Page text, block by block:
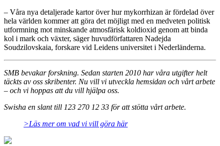
– Våra nya detaljerade kartor över hur mykorrhizan är fördelad över
hela världen kommer att göra det möjligt med en medveten politisk
utformning mot minskande atmosfärisk koldioxid genom att binda
kol i mark och växter, säger huvudförfattaren Nadejda
Soudzilovskaia, forskare vid Leidens universitet i Nederländerna.
SMB bevakar forskning. Sedan starten 2010 har våra utgifter helt
täckts av oss skribenter. Nu vill vi utveckla hemsidan och vårt arbete
– och vi hoppas att du vill hjälpa oss.
Swisha en slant till 123 270 12 33 för att stötta vårt arbete.
>Läs mer om vad vi vill göra här